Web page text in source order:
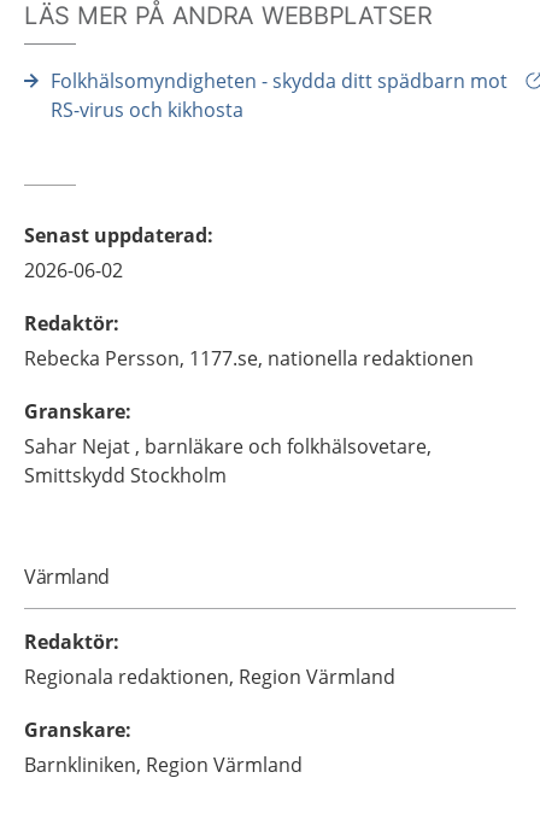
LÄS MER PÅ ANDRA WEBBPLATSER
Folkhälsomyndigheten - skydda ditt spädbarn mot
RS-virus och kikhosta
Senast uppdaterad:
2026-06-02
Redaktör:
Rebecka Persson, 1177.se, nationella redaktionen
Granskare:
Sahar Nejat , barnläkare och folkhälsovetare,
Smittskydd Stockholm
Värmland
Redaktör:
Regionala redaktionen, Region Värmland
Granskare:
Barnkliniken, Region Värmland